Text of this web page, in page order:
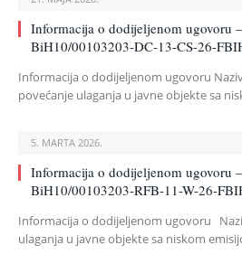
Informacija o dodijeljenom ugovoru
BiH10/00103203-DC-13-CS-26-
Informacija o dodijeljenom ugovoru
povećanje ulaganja u javne objekte sa
5. MARTA 2026.
Informacija o dodijeljenom ugovoru
BiH10/00103203-RFB-11-W-26-
Informacija o dodijeljenom ugovoru
ulaganja u javne objekte sa niskom